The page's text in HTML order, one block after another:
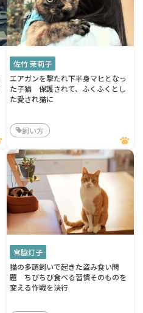
佐竹 茉莉子
エアガンを撃たれ下半身マヒとなっ
た子猫 保護されて、ふくふくとし
た愛され猫に
飼い方
宮脇灯子
猫の多頭飼いで起きた盗み食い問
題 ちびちび食べる習慣そのものを
変える作戦を決行